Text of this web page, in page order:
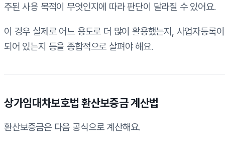
주된 사용 목적이 무엇인지에 따라 판단이 달라질 수 있어요.
이 경우 실제로 어느 용도로 더 많이 활용했는지, 사업자등록이
되어 있는지 등을 종합적으로 살펴야 해요.
상가임대차보호법 환산보증금 계산법
환산보증금은 다음 공식으로 계산해요.